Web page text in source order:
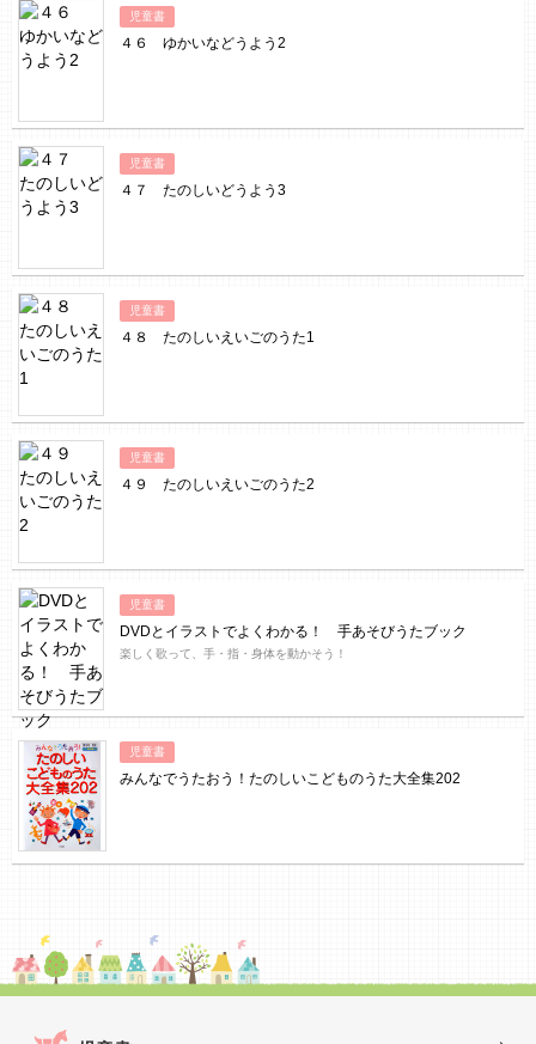
児童書
４６ ゆかいなどうよう2
児童書
４７ たのしいどうよう3
児童書
４８ たのしいえいごのうた1
児童書
４９ たのしいえいごのうた2
児童書
DVDとイラストでよくわかる！ 手あそびうたブック
楽しく歌って、手・指・身体を動かそう！
児童書
みんなでうたおう！たのしいこどものうた大全集202